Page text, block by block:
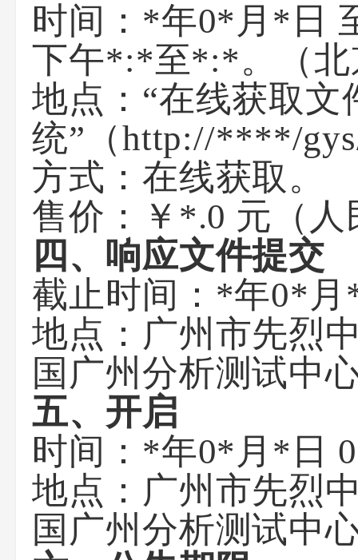
时间：*年0*月*日
下午*:*至*:*。（北
地点：“在线获取文
统”（http://****/
方式：在线获取。
售价：￥*.0 元（人
四、响应文件提交
截止时间：*年0*
地点：广州市先烈
国广州分析测试中
五、开启
时间：*年0*月*日
地点：广州市先烈
国广州分析测试中